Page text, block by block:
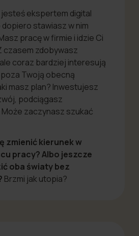
ekspertem digital
stawiasz w nim
pracę w firmie i idzie Ci
czasem zdobywasz
coraz bardziej interesują
Twoją obecną
masz plan? Inwestujesz
podciągasz
zaczynasz szukać
zmienić kierunek w
pracy? Albo jeszcze
oba światy bez
Brzmi jak utopia?